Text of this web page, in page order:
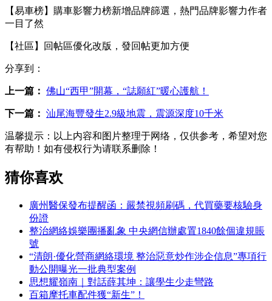
【易車榜】購車影響力榜新增品牌篩選，熱門品牌影響力作者
一目了然
【社區】回帖區優化改版，發回帖更加方便
分享到：
上一篇： 佛山“西甲”開幕，“誌願紅”暖心護航！
下一篇： 汕尾海豐發生2.9級地震，震源深度10千米
温馨提示： 以上内容和图片整理于网络，仅供参考，希望对您
有帮助！如有侵权行为请联系删除！
猜你喜欢
廣州醫保發布提醒函：嚴禁視頻刷碼，代買藥要核驗身
份證
整治網絡娛樂團播亂象 中央網信辦處置1840餘個違規賬
號
“清朗·優化營商網絡環境 整治惡意炒作涉企信息”專項行
動公開曝光一批典型案例
思想耀嶺南｜對話薛其坤：讓學生少走彎路
百箱摩托車配件獲“新生”！